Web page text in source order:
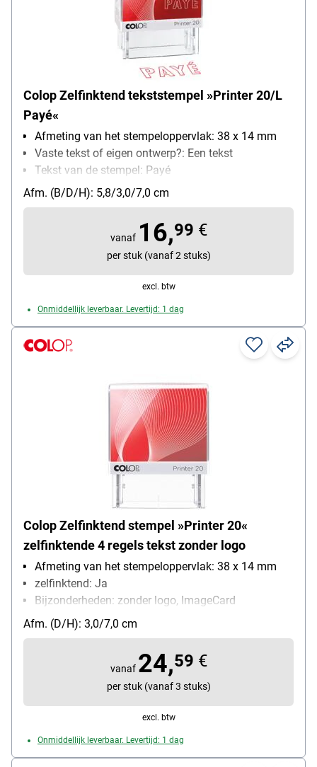
Colop Zelfinktend tekststempel »Printer 20/L
Payé«
Afmeting van het stempeloppervlak: 38 x 14 mm
Vaste tekst of eigen ontwerp?: Een tekst
Tekst van de stempel: Payé
zelfinktend: Ja
Bijzonderheden: met verwisselbaar stempelkussen
Afm. (B/D/H): 5,8/3,0/7,0 cm
vanaf 16,99 €
per stuk (vanaf 2 stuks)
excl. btw
Onmiddellijk leverbaar. Levertijd: 1 dag
Colop Zelfinktend stempel »Printer 20«
zelfinktende 4 regels tekst zonder logo
Afmeting van het stempeloppervlak: 38 x 14 mm
zelfinktend: Ja
Bijzonderheden: zonder logo, ImageCard
uitwisselbaar (incl. 3 gekleurde voorbeelden)
Afm. (D/H): 3,0/7,0 cm
vanaf 24,59 €
per stuk (vanaf 3 stuks)
excl. btw
Onmiddellijk leverbaar. Levertijd: 1 dag